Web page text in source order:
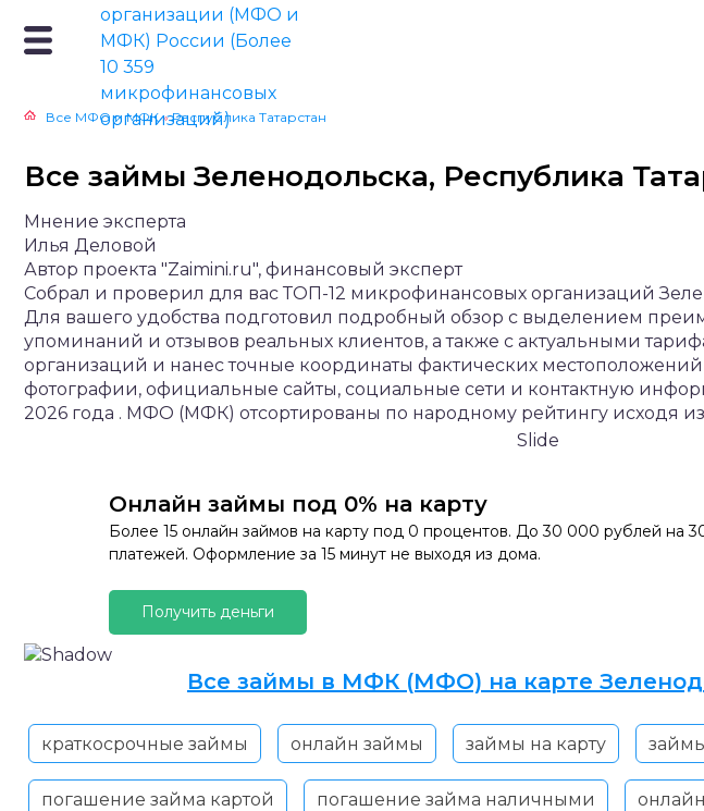
Все МФО и МФК » Республика Татарстан
Все займы Зеленодольска, Республика
Мнение эксперта
Илья Деловой
Автор проекта "Zaimini.ru", финансовый эксперт
Собрал и проверил для вас ТОП-12 микрофинансовых организаций
Для вашего удобства подготовил подробный обзор с выделением
упоминаний и отзывов реальных клиентов, а также с актуальными
организаций и нанес точные координаты фактических
фотографии, официальные сайты, социальные сети и контактную
2026 года . МФО (МФК) отсортированы по народному рейтингу исходя
Slide
Онлайн займы под 0% на карту
Более 15 онлайн займов на карту под 0 процентов. До 30 000 рублей на
платежей. Оформление за 15 минут не выходя из дома.
Получить деньги
Все займы в МФК (МФО) на карте
краткосрочные займы онлайн займы займы на карту
погашение займа картой погашение займа наличными